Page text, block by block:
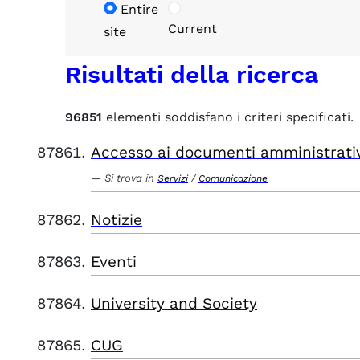
Entire
site
Current
Risultati della ricerca
96851 elementi soddisfano i criteri specificati.
Accesso ai documenti
Si trova in Servizi / Comunicazione
Notizie
Eventi
University and Society
CUG